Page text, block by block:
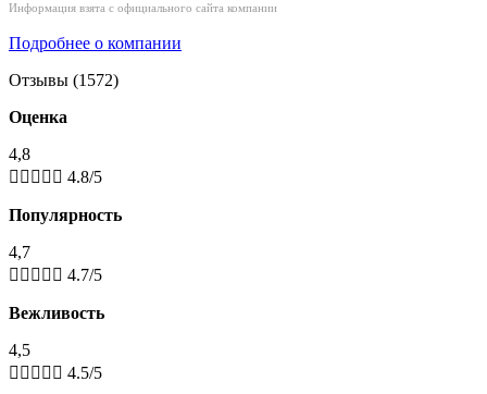
Информация взята с официального сайта компании
Подробнее о компании
Отзывы (1572)
Оценка
4,8
     4.8/5
Популярность
4,7
     4.7/5
Вежливость
4,5
     4.5/5